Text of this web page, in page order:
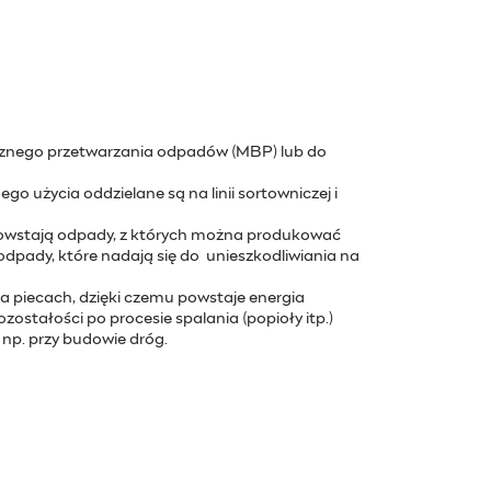
przetwarzania odpadów (MBP) lub do
użycia oddzielane są na linii sortowniczej i
odpady, z których można produkować
które nadają się do unieszkodliwiania na
piecach, dzięki czemu powstaje energia
po procesie spalania (popioły itp.)
przy budowie dróg.